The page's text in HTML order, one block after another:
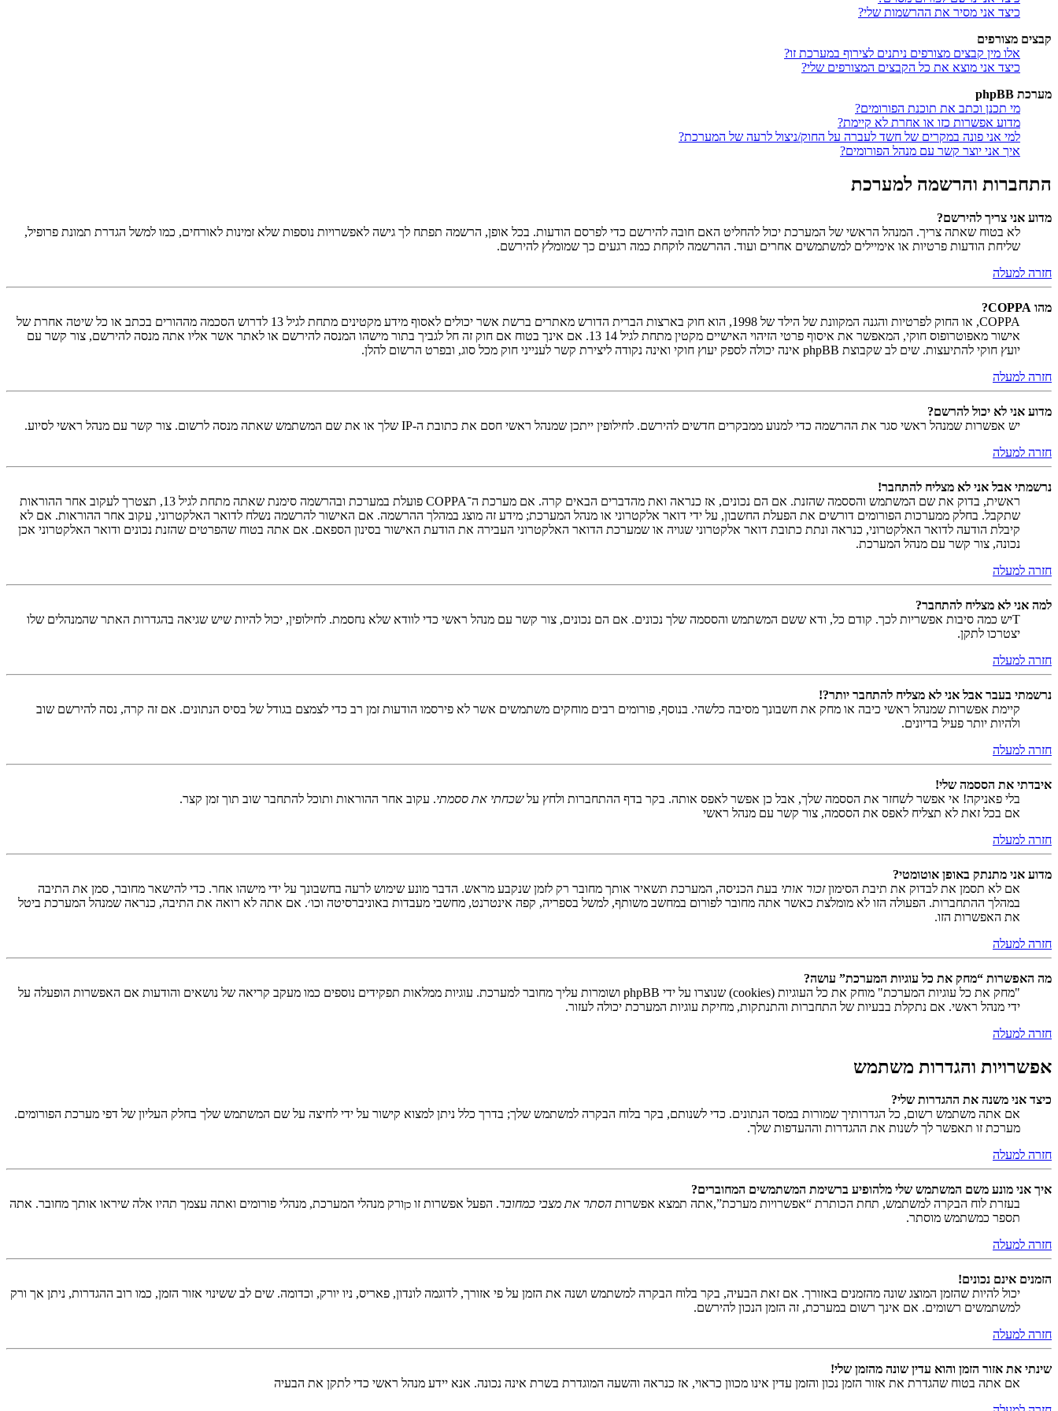
כיצד אני מסיר את ההרשמות שלי?
קבצים מצורפים
אלו מין קבצים מצורפים ניתנים לצירוף במערכת זו?
כיצד אני מוצא את כל הקבצים המצורפים שלי?
מערכת phpBB
מי תכנן וכתב את תוכנת הפורומים?
מדוע אפשרות כזו או אחרת לא קיימת?
למי אני פונה במקרים של חשד לעברה על החוק/ניצול לרעה של המערכת?
איך אני יוצר קשר עם מנהל הפורומים?
התחברות והרשמה למערכת
מדוע אני צריך להירשם?
לא בטוח שאתה צריך. המנהל הראשי של המערכת יכול להחליט האם חובה להירשם כדי לפרסם הודעות. בכל אופן, הרשמה תפתח לך גישה לאפשרויות נוספות שלא זמינות לאורחים, כמו למשל הגדרת תמונת פרופיל,
שליחת הודעות פרטיות או אימיילים למשתמשים אחרים ועוד. ההרשמה לוקחת כמה רגעים כך שמומלץ להירשם.
חזרה למעלה
מהו COPPA?
COPPA, או החוק לפרטיות והגנה המקוונת של הילד של 1998, הוא חוק בארצות הברית הדורש מאתרים ברשת אשר יכולים לאסוף מידע מקטינים מתחת לגיל 13 לדרוש הסכמה מההורים בכתב או כל שיטה אחרת של
אישור מאפוטרופוס חוקי, המאפשר את איסוף פרטי הזיהוי האישיים מקטין מתחת לגיל 14 13. אם אינך בטוח אם חוק זה חל לגביך בתור מישהו המנסה להירשם או לאתר אשר אליו אתה מנסה להירשם, צור קשר עם
יועץ חוקי להתיעצות. שים לב שקבוצת phpBB אינה יכולה לספק יעוץ חוקי ואינה נקודה ליצירת קשר לענייני חוק מכל סוג, ובפרט הרשום להלן.
חזרה למעלה
מדוע אני לא יכול להרשם?
יש אפשרות שמנהל ראשי סגר את ההרשמה כדי למנוע ממבקרים חדשים להירשם. לחילופין ייתכן שמנהל ראשי חסם את כתובת ה-IP שלך או את שם המשתמש שאתה מנסה לרשום. צור קשר עם מנהל ראשי לסיוע.
חזרה למעלה
נרשמתי אבל אני לא מצליח להתחבר!
ראשית, בדוק את שם המשתמש והססמה שהזנת. אם הם נכונים, אז כנראה ואת מהדברים הבאים קרה. אם מערכת ה־COPPA פועלת במערכת ובהרשמה סימנת שאתה מתחת לגיל 13, תצטרך לעקוב אחר ההוראות
שתקבל. בחלק ממערכות הפורומים דורשים את הפעלת החשבון, על ידי דואר אלקטרוני או מנהל המערכת; מידע זה מוצג במהלך ההרשמה. אם האישור להרשמה נשלח לדואר האלקטרוני, עקוב אחר ההוראות. אם לא
קיבלת הודעה לדואר האלקטרוני, כנראה ונתת כתובת דואר אלקטרוני שגויה או שמערכת הדואר האלקטרוני העבירה את הודעת האישור בסינון הספאם. אם אתה בטוח שהפרטים שהזנת נכונים ודואר האלקטרוני אכן
נכונה, צור קשר עם מנהל המערכת.
חזרה למעלה
למה אני לא מצליח להתחבר?
Tיש כמה סיבות אפשריות לכך. קודם כל, ודא ששם המשתמש והססמה שלך נכונים. אם הם נכונים, צור קשר עם מנהל ראשי כדי לוודא שלא נחסמת. לחילופין, יכול להיות שיש שגיאה בהגדרות האתר שהמנהלים שלו
יצטרכו לתקן.
חזרה למעלה
נרשמתי בעבר אבל אני לא מצליח להתחבר יותר?!
קיימת אפשרות שמנהל ראשי כיבה או מחק את חשבונך מסיבה כלשהי. בנוסף, פורומים רבים מוחקים משתמשים אשר לא פירסמו הודעות זמן רב כדי לצמצם בגודל של בסיס הנתונים. אם זה קרה, נסה להירשם שוב
ולהיות יותר פעיל בדיונים.
חזרה למעלה
איבדתי את הססמה שלי!
בלי פאניקה! אי אפשר לשחזר את הססמה שלך, אבל כן אפשר לאפס אותה. בקר בדף ההתחברות ולחץ עלשכחתי את ססמתי. עקוב אחר ההוראות ותוכל להתחבר שוב תוך זמן קצר.
אם בכל זאת לא תצליח לאפס את הססמה, צור קשר עם מנהל ראשי
חזרה למעלה
מדוע אני מתנתק באופן אוטומטי?
אם לא תסמן את לבדוק את תיבת הסימוןזכור אותי בעת הכניסה, המערכת תשאיר אותך מחובר רק לזמן שנקבע מראש. הדבר מונע שימוש לרעה בחשבונך על ידי מישהו אחר. כדי להישאר מחובר, סמן את התיבה
במהלך ההתחברות. הפעולה הזו לא מומלצת כאשר אתה מחובר לפורום במחשב משותף, למשל בספריה, קפה אינטרנט, מחשבי מעבדות באוניברסיטה וכו׳. אם אתה לא רואה את התיבה, כנראה שמנהל המערכת ביטל
את האפשרות הזו.
חזרה למעלה
מה האפשרות “מחק את כל עוגיות המערכת” עושה?
"מחק את כל עוגיות המערכת" מוחק את כל העוגיות (cookies) שנוצרו על ידי phpBB ושומרות עליך מחובר למערכת. עוגיות ממלאות תפקידים נוספים כמו מעקב קריאה של נושאים והודעות אם האפשרות הופעלה על
ידי מנהל ראשי. אם נתקלת בבעיות של התחברות והתנתקות, מחיקת עוגיות המערכת יכולה לעזור.
חזרה למעלה
אפשרויות והגדרות משתמש
כיצד אני משנה את ההגדרות שלי?
אם אתה משתמש רשום, כל הגדרותיך שמורות במסד הנתונים. כדי לשנותם, בקר בלוח הבקרה למשתמש שלך; בדרך כלל ניתן למצוא קישור על ידי לחיצה על שם המשתמש שלך בחלק העליון של דפי מערכת הפורומים.
מערכת זו תאפשר לך לשנות את ההגדרות וההעדפות שלך.
חזרה למעלה
איך אני מונע משם המשתמש שלי מלהופיע ברשימת המשתמשים המחוברים?
בעזרת לוח הבקרה למשתמש, תחת הכותרת “אפשרויות מערכת”,אתה תמצא אפשרות הסתר את מצבי כמחובר. הפעל אפשרות זו כןורק מנהלי המערכת, מנהלי פורומים ואתה עצמך תהיו אלה שיראו אותך מחובר. אתה
תספר כמשתמש מוסתר.
חזרה למעלה
הזמנים אינם נכונים!
יכול להיות שהזמן המוצג שונה מהזמנים באזורך. אם זאת הבעיה, בקר בלוח הבקרה למשתמש ושנה את הזמן על פי אזורך, לדוגמה לונדון, פאריס, ניו יורק, וכדומה. שים לב ששינוי אזור הזמן, כמו רוב ההגדרות, ניתן אך ורק
למשתמשים רשומים. אם אינך רשום במערכת, זה הזמן הנכון להירשם.
חזרה למעלה
שינתי את אזור הזמן והוא עדין שונה מהזמן שלי!
אם אתה בטוח שהגדרת את אזור הזמן נכון והזמן עדין אינו מכוון כראוי, אז כנראה והשעה המוגדרת בשרת אינה נכונה. אנא יידע מנהל ראשי כדי לתקן את הבעיה